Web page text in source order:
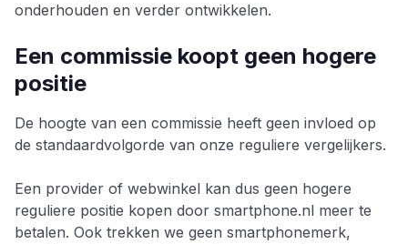
onderhouden en verder ontwikkelen.
Een commissie koopt geen hogere
positie
De hoogte van een commissie heeft geen invloed op
de standaardvolgorde van onze reguliere vergelijkers.
Een provider of webwinkel kan dus geen hogere
reguliere positie kopen door smartphone.nl meer te
betalen. Ook trekken we geen smartphonemerk,